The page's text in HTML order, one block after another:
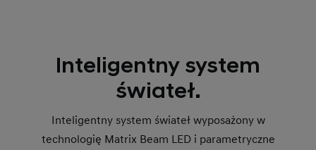
Inteligentny system
świateł.
Inteligentny system świateł wyposażony w
technologię Matrix Beam LED i parametryczne